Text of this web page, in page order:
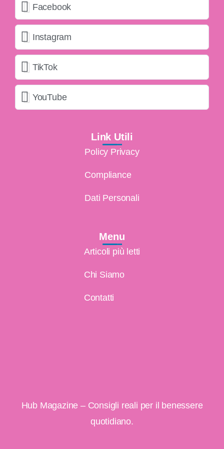
Facebook
Instagram
TikTok
YouTube
Link Utili
Policy Privacy
Compliance
Dati Personali
Menu
Articoli più letti
Chi Siamo
Contatti
Hub Magazine – Consigli reali per il benessere
quotidiano.